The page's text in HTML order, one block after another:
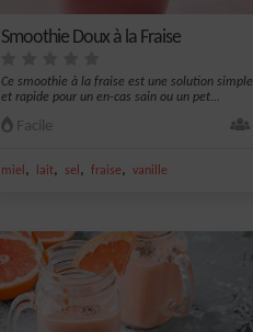
Smoothie Doux à la Fraise
Ce smoothie à la fraise est une solution simple
et rapide pour un en-cas sain ou un pet...
Facile
miel , lait, sel , fraise, vanille